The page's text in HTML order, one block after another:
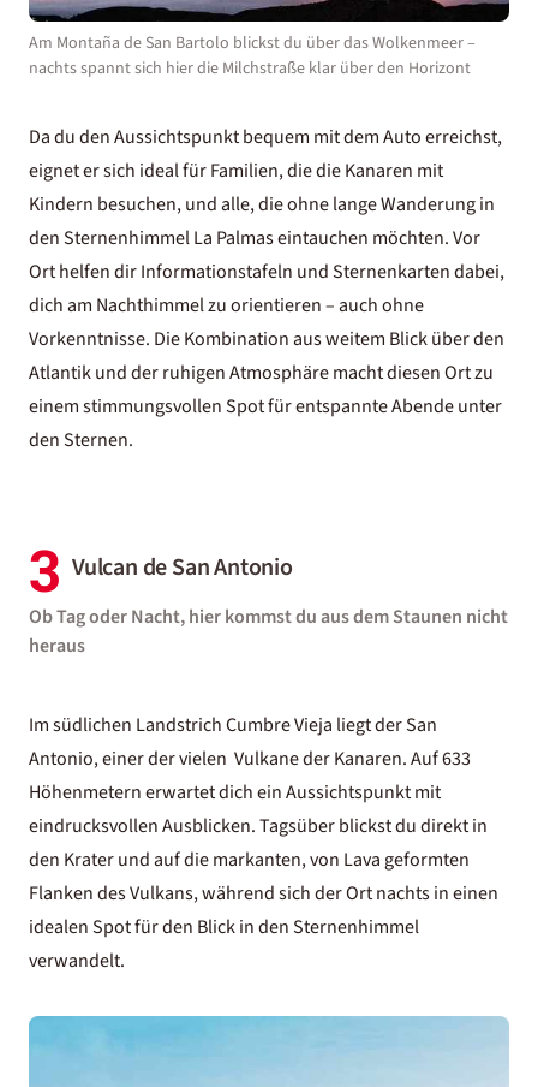
Am Montaña de San Bartolo blickst du über das Wolkenmeer –
nachts spannt sich hier die Milchstraße klar über den Horizont
Da du den Aussichtspunkt bequem mit dem Auto erreichst,
eignet er sich ideal für Familien, die dieKanaren mit
Kindern besuchen, und alle, die ohne lange Wanderung in
den Sternenhimmel La Palmas eintauchen möchten. Vor
Ort helfen dir Informationstafeln und Sternenkarten dabei,
dich am Nachthimmel zu orientieren – auch ohne
Vorkenntnisse. Die Kombination aus weitem Blick über den
Atlantik und der ruhigen Atmosphäre macht diesen Ort zu
einem stimmungsvollen Spot für entspannte Abende unter
den Sternen.
3 Vulcan de San Antonio
Ob Tag oder Nacht, hier kommst du aus dem Staunen nicht
heraus
Im südlichen Landstrich Cumbre Vieja liegt der San
Antonio, einer der vielen Vulkane der Kanaren. Auf 633
Höhenmetern erwartet dich ein Aussichtspunkt mit
eindrucksvollen Ausblicken. Tagsüber blickst du direkt in
den Krater und auf die markanten, von Lava geformten
Flanken des Vulkans, während sich der Ort nachts in einen
idealen Spot für den Blick in den Sternenhimmel
verwandelt.